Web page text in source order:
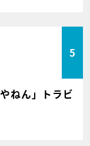
5
ねん」トラビ